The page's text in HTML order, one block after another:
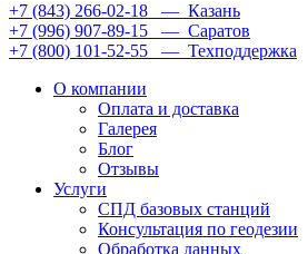
+7 (843) 266-02-18 — Казань
+7 (996) 907-89-15 — Саратов
+7 (800) 101-52-55 — Техподдержка
О компании
Оплата и доставка
Галерея
Блог
Отзывы
Услуги
СПД базовых станций
Консультация по геодезии
Обработка данных